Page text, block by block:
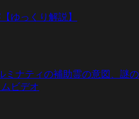
ゆっくり解説】
ティの補助霊の意図、謎の言
ビデオ